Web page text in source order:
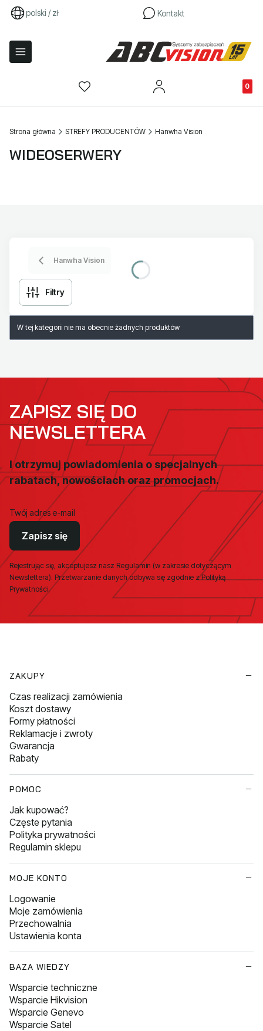
polski / zł Kontakt
Strona główna STREFY PRODUCENTÓW Hanwha Vision
WIDEOSERWERY
Hanwha Vision
Filtry
Lista produktów
W tej kategorii nie ma obecnie żadnych produktów
ZAPISZ SIĘ DO
NEWSLETTERA
I otrzymuj powiadomienia o specjalnych
rabatach, nowościach oraz promocjach.
Twój adres e-mail
Zapisz się
Rejestrując się, akceptujesz nasz Regulamin (w zakresie dotyczącym
Newslettera). Przetwarzanie danych odbywa się zgodnie z Polityką
Prywatności.
ZAKUPY
Czas realizacji zamówienia
Koszt dostawy
Formy płatności
Reklamacje i zwroty
Gwarancja
Rabaty
POMOC
Jak kupować?
Częste pytania
Polityka prywatności
Regulamin sklepu
MOJE KONTO
Logowanie
Moje zamówienia
Przechowalnia
Ustawienia konta
BAZA WIEDZY
Wsparcie techniczne
Wsparcie Hikvision
Wsparcie Genevo
Wsparcie Satel